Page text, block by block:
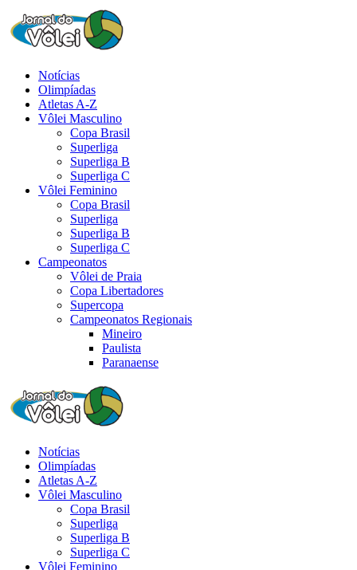
Notícias
Olimpíadas
Atletas A-Z
Vôlei Masculino
Copa Brasil
Superliga
Superliga B
Superliga C
Vôlei Feminino
Copa Brasil
Superliga
Superliga B
Superliga C
Campeonatos
Vôlei de Praia
Copa Libertadores
Supercopa
Campeonatos Regionais
Mineiro
Paulista
Paranaense
Notícias
Olimpíadas
Atletas A-Z
Vôlei Masculino
Copa Brasil
Superliga
Superliga B
Superliga C
Vôlei Feminino